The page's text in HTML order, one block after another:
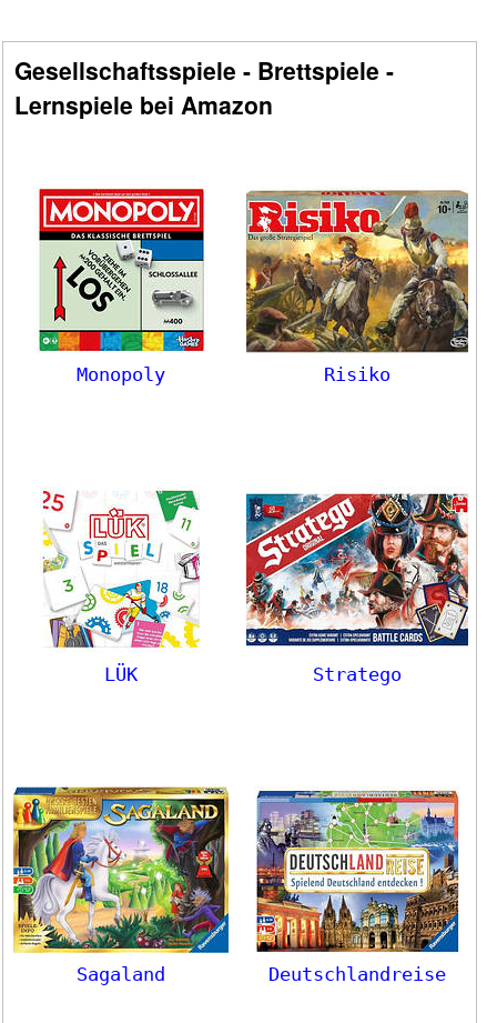
Gesellschaftsspiele - Brettspiele -
Lernspiele bei Amazon
Monopoly Risiko
LÜK Stratego
Sagaland Deutschlandreise